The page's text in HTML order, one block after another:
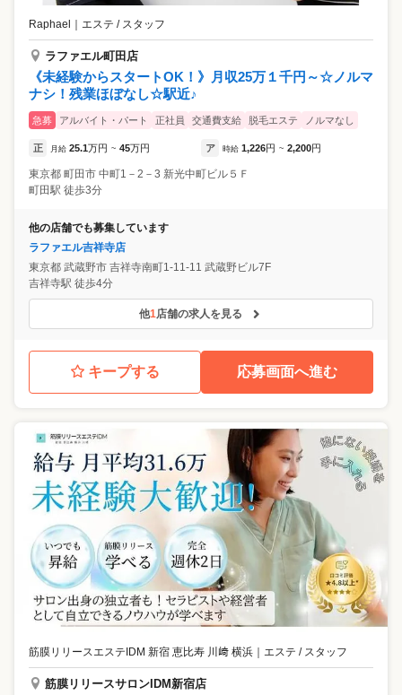
Raphael エステ / スタッフ
ラファエル町田店
《未経験からスタートOK！》月収25万１千円～☆ノルマ
ナシ！残業ほぼなし☆駅近♪
急募 アルバイト・パート 正社員 交通費支給 脱毛エステ ノルマなし
正 月給 25.1万円 ~ 45万円 ア 時給 1,226円 ~ 2,200円
東京都 町田市 中町1－2－3 新光中町ビル５Ｆ
町田駅 徒歩3分
他の店舗でも募集しています
ラファエル吉祥寺店
東京都 武蔵野市 吉祥寺南町1-11-11 武蔵野ビル7F
吉祥寺駅 徒歩4分
他1店舗の求人を見る
キープする 応募画面へ進む
筋膜リリースエステIDM 新宿 恵比寿 川﨑 横浜 ｜ エステ / スタッフ
筋膜リリースサロンIDM新宿店